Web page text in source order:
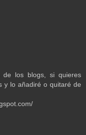
de los blogs, si quieres
y lo añadiré o quitaré de